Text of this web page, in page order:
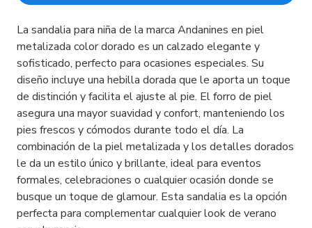
La sandalia para niña de la marca Andanines en piel
metalizada color dorado es un calzado elegante y
sofisticado, perfecto para ocasiones especiales. Su
diseño incluye una hebilla dorada que le aporta un toque
de distinción y facilita el ajuste al pie. El forro de piel
asegura una mayor suavidad y confort, manteniendo los
pies frescos y cómodos durante todo el día. La
combinación de la piel metalizada y los detalles dorados
le da un estilo único y brillante, ideal para eventos
formales, celebraciones o cualquier ocasión donde se
busque un toque de glamour. Esta sandalia es la opción
perfecta para complementar cualquier look de verano